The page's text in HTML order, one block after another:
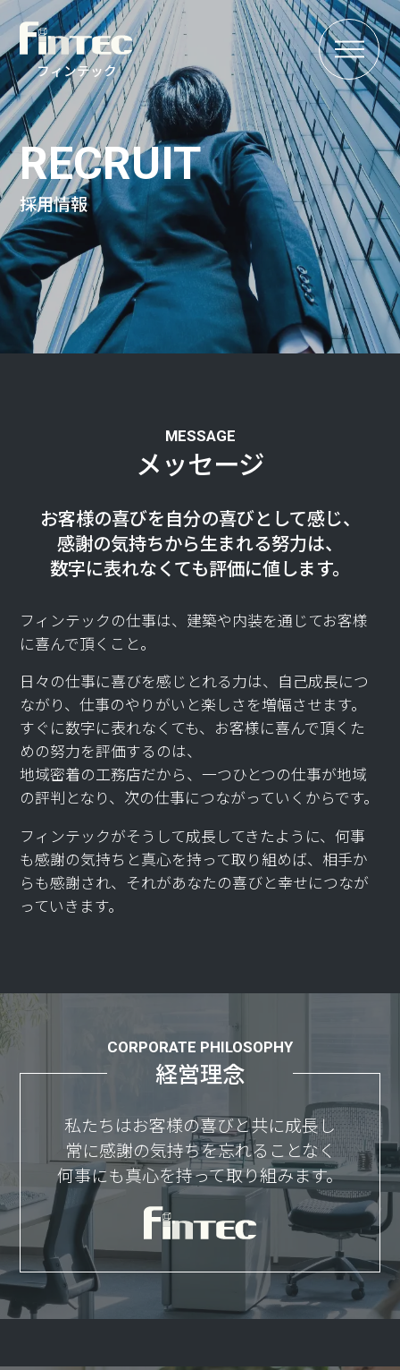
フィンテック
MENU
RECRUIT
採用情報
MESSAGE
メッセージ
お客様の喜びを自分の喜びとして感じ、
感謝の気持ちから生まれる努力は、
数字に表れなくても評価に値します。
フィンテックの仕事は、建築や内装を通じてお客様
に喜んで頂くこと。
日々の仕事に喜びを感じとれる力は、自己成長につ
ながり、仕事のやりがいと楽しさを増幅させます。
すぐに数字に表れなくても、お客様に喜んで頂くた
めの努力を評価するのは、
地域密着の工務店だから、一つひとつの仕事が地域
の評判となり、 次の仕事につながっていくからです。
フィンテックがそうして成長してきたように、 何事
も感謝の気持ちと真心を持って取り組めば、 相手か
らも感謝され、それがあなたの喜びと幸せにつなが
っていきます。
CORPORATE PHILOSOPHY
経営理念
私たちはお客様の喜びと共に成長し
常に感謝の気持ちを忘れることなく
何事にも真心を持って取り組みます。